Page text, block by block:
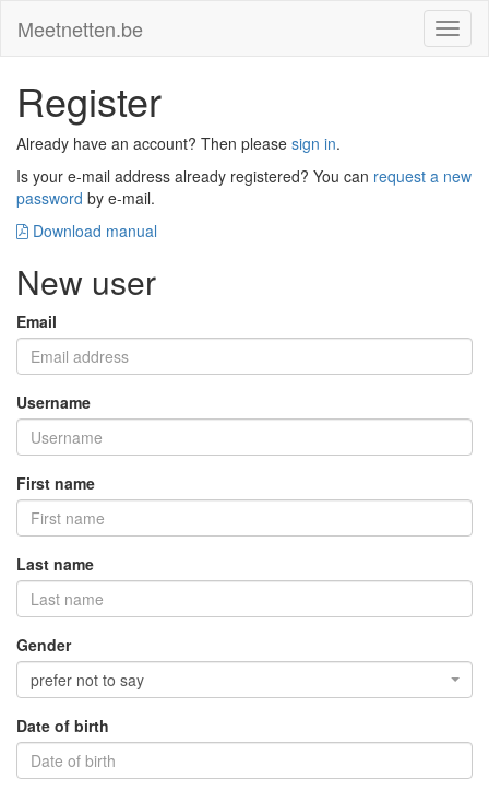
Meetnetten.be
Register
Already have an account? Then please sign in.
Is your e-mail address already registered? You can request a new
password by e-mail.
Download manual
New user
Email
Username
First name
Last name
Gender
prefer not to say
Date of birth